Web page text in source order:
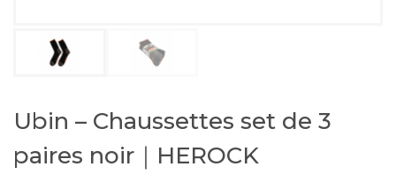
Ubin – Chaussettes set de 3
paires noir｜HEROCK